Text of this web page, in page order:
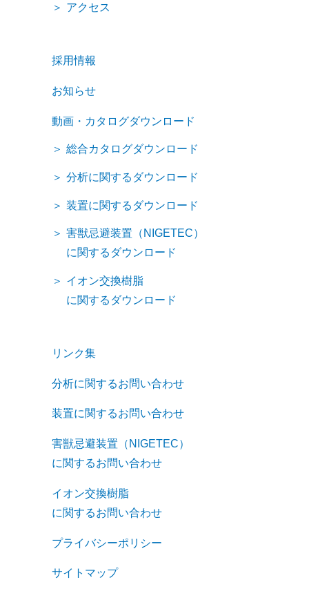
アクセス
採用情報
お知らせ
動画・カタログダウンロード
総合カタログダウンロード
分析に関するダウンロード
装置に関するダウンロード
害獣忌避装置（NIGETEC）
に関するダウンロード
イオン交換樹脂
に関するダウンロード
リンク集
分析に関するお問い合わせ
装置に関するお問い合わせ
害獣忌避装置（NIGETEC）
に関するお問い合わせ
イオン交換樹脂
に関するお問い合わせ
プライバシーポリシー
サイトマップ